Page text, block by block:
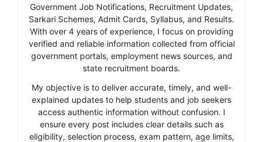
Government Job Notifications, Recruitment Updates,
Sarkari Schemes, Admit Cards, Syllabus, and Results.
With over 4 years of experience, I focus on providing
verified and reliable information collected from official
government portals, employment news sources, and
state recruitment boards.
My objective is to deliver accurate, timely, and well-
explained updates to help students and job seekers
access authentic information without confusion. I
ensure every post includes clear details such as
eligibility, selection process, exam pattern, age limits,